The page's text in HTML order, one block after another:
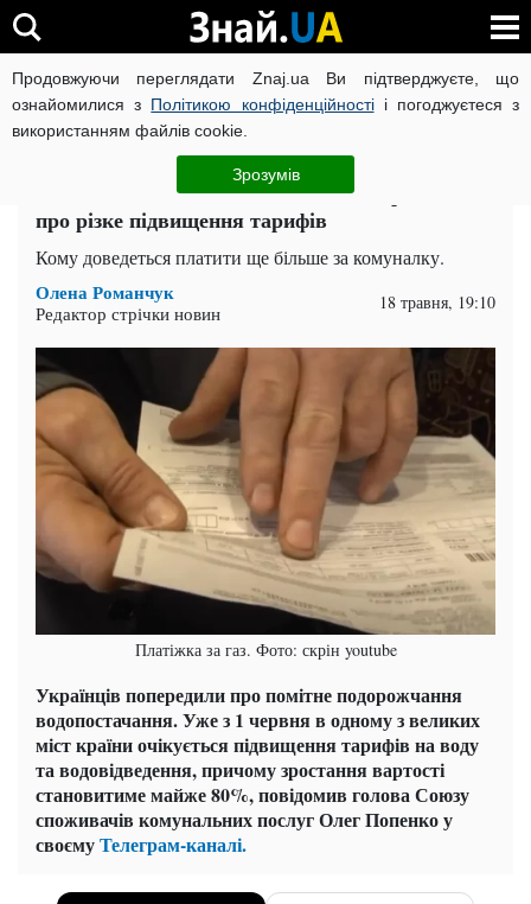
Продовжуючи переглядати Znaj.ua Ви підтверджуєте, що
ознайомилися з Політикою конфіденційностіі погоджуєтеся з
використанням файлів cookie.
Зрозумів
ВІЙНА РОСІЇ ПРОТИ УКРАЇНИ КОРОНАВІРУС В УКРАЇНІ
ЧИТАТЬ НА РУССКОМ
Платіжки збільшаться на 80%: попередили
про різке підвищення тарифів
Кому доведеться платити ще більше за комуналку.
Олена Романчук
Редактор стрічки новин 18 травня, 19:10
Платіжка за газ. Фото: скрін youtube
Українців попередили про помітне подорожчання
водопостачання. Уже з 1 червня в одному з великих
міст країни очікується підвищення тарифів на воду
та водовідведення, причому зростання вартості
становитиме майже 80%, повідомив голова Союзу
споживачів комунальних послуг Олег Попенко у
своємуТелеграм-каналі.